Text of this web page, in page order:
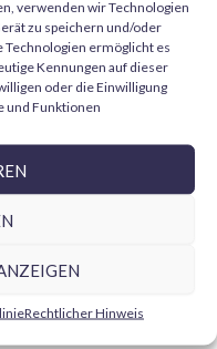
verwenden wir Technologien
zu speichern und/oder
Technologien ermöglicht es
Kennungen auf dieser
oder die Einwilligung
und Funktionen
Rechtlicher Hinweis
anzuzeichnen.
, um Teile nach dem
die Lebensdauer.
Heißluftpistolen auf